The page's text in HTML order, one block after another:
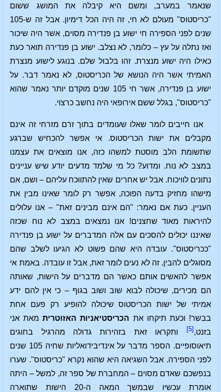
שנאמר במערב, ומשם היא קיבלה את המושג ששום
"כריסטוס" מעולם לא חי, זה היה הכל דימיון. אבל זה ש-105
שנים לפני הספירה חי ישוע בן פנדירה מסוים, אשר היה שיכור
ואז נתלה על עץ – כלומר, לא נצלב. ישוע בן פנדירה תואר כעת
כאילו היה ישוע מנצרת. זהו בלבול שלם. בנוגע לישוע מנצרת
האמיתי אשר היה הנושא של הכריסטוס, לא נאמר דבר. על
ישוע בן פנדירה, אשר חי 105 שנים מוקדם יותר נאמר שהוא
"כריסטוס", בגלל ששם אירופאי היה נחשב כרצוי.
אנו חייבים לומר שאלו שעומדים בתוך זרם מזרחי זה אינם
מקבלים את ישות הכריסטוס. אי אפשר להכחיש שברגע
שתשומת הלב מוסטת למשהו כזה, אנו מוצאים את עצמנו
במצב לא נוח. ומדוע? כל מי שלמד מדעים יודע שיש עניינים
נתונים לוויכוח. אבל יש אחרים שאין להתווכח עליהם – ושם, אם
מישהו מחזיק בדעה הפוכה, אפשר רק לומר שאינו מבין את
העניין. כעת אם נאמר: "הם אינם מבינים זאת" – אנו עלולים
להיראות מאוד שחצנים! אנו נמצאים במצב לא נוח שכזה
שאיננו יכולים להסכים עם אלה המדברים על ישוע בן פנדירה
"ככריסטוס". עובדה היא שהם פשוט לא הגיעו לשלב שהם
מסוגלים להבין. זה לא נעים לומר זאת, אבל זו עובדה. באמת אי
אפשר להאשים אותם כאשר הם מדברים על הישות, שאותה
הם מכירים, שיכולה לבוא שוב ושוב בגוף – כי אין להם ידע
אמיתי של ישות הכריסטוס שיכולה להופיע רק פעם אחת
בבשר! וכעת תיקחו את הכריסטיאניות האזוטריתמאת אני
בזנט, [5]
ותקראו זאת בזהירות גדולה מהרגיל בחוגים
תיאוסופיים. הספר מדבר על אינדיבידואליות שחיה 105 שנים
לפני הספירה. אבל השגיאה היא שהוא נקרא "כריסטוס". שערו
בנפשכם שאדם מסוים – המחברת של ספר זה, למשל – היתה
אומרת עכשיו שבמשך המאה ה-20 הישות שתוארה